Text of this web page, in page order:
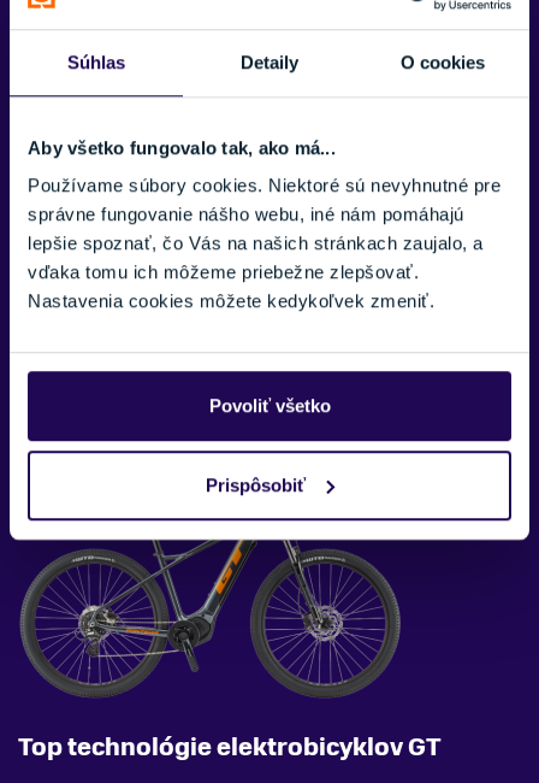
Súhlas Detaily O cookies
Aby všetko fungovalo tak, ako má...
Používame súbory cookies. Niektoré sú nevyhnutné pre
správne fungovanie nášho webu, iné nám pomáhajú
lepšie spoznať, čo Vás na našich stránkach zaujalo, a
vďaka tomu ich môžeme priebežne zlepšovať.
Nastavenia cookies môžete kedykoľvek zmeniť.
Povoliť všetko
Prispôsobiť
Eagle, ktorý vám poskytne naozaj široký rozsah
prevodov. S týmto bicyklom zvládnete akékoľvek
dobrodružstvo. Disponuje plne integrovanou batériou
pre čistý vzhľad, vnútorné vedenie káblov, pohon
Shiamno Steps DU EP 8000 o výkone 250 W a batéria
STEPS E80035 o výkone 504 Wh.
Pantera Current -Má plne integrovanú batériu
Shimano Steps E80035 o výkone 504 Wh, vnútorné
vedenie káblov, spoľahlivé hnacie ústrojenstvo a
široký rozsah prevodov vďaka Shiomano Altus a
Alivio.
elektrobicyklom kategóire Dash, ktorý disponuje
pohonnou jednotkou STEPS DU-E5000 o výkone 250
Top technológie elektrobicyklov GT